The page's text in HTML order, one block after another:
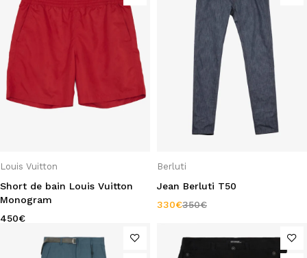
Louis Vuitton
Short de bain Louis Vuitton
Monogram
450€
Berluti
Jean Berluti T50
350€
330€